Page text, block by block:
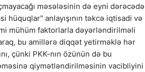
məsələsinin də eyni dərəcədə
anlayışının təkcə iqtisadi və
mühüm faktorlarla dəyərləndirilməli
bu amillərə diqqət yetirməklə hər
çünki PKK-nın özünün də bu
qiymətləndirilməsinin vacibliyini